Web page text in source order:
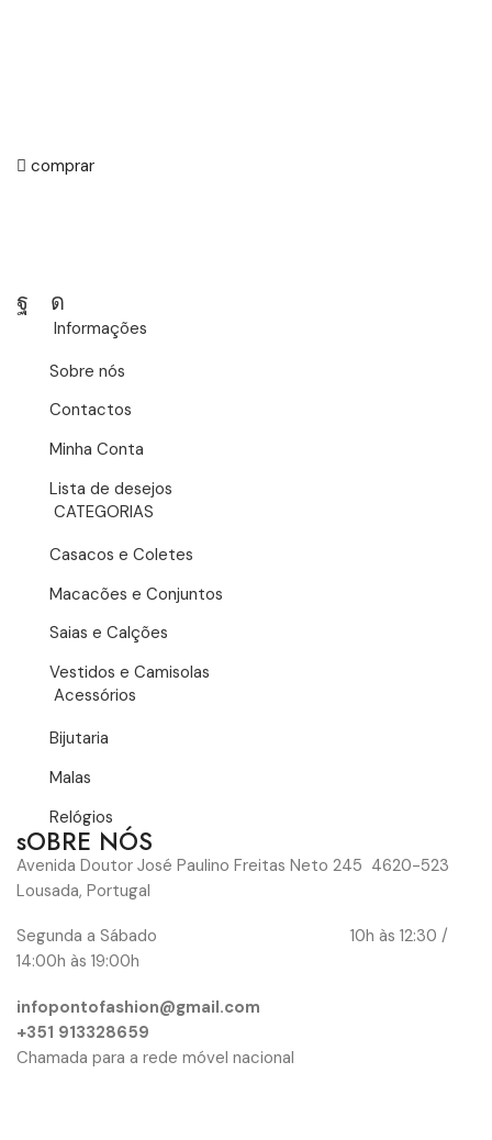
comprar
Facebook
Instagram
Informações
Sobre nós
Contactos
Minha Conta
Lista de desejos
CATEGORIAS
Casacos e Coletes
Macacões e Conjuntos
Saias e Calções
Vestidos e Camisolas
Acessórios
Bijutaria
Malas
Relógios
sOBRE NÓS
Avenida Doutor José Paulino Freitas Neto 245 4620-523
Lousada, Portugal
Segunda a Sábado 10h às 12:30 /
14:00h às 19:00h
infopontofashion@gmail.com
+351 913328659
Chamada para a rede móvel nacional